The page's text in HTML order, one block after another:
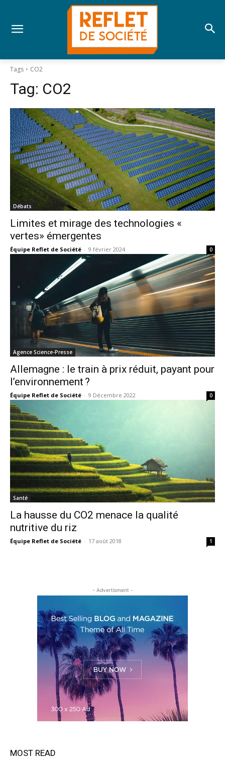
Tags CO2
Tag: CO2
Débats
Limites et mirage des technologies «
vertes» émergentes
Équipe Reflet de Société - 9 février 2024 0
Agence Science-Presse
Allemagne : le train à prix réduit, payant pour
l’environnement ?
Équipe Reflet de Société - 9 Décembre 2022 0
Santé
La hausse du CO2 menace la qualité
nutritive du riz
Équipe Reflet de Société - 17 août 2018 1
- Advertisment -
MOST READ